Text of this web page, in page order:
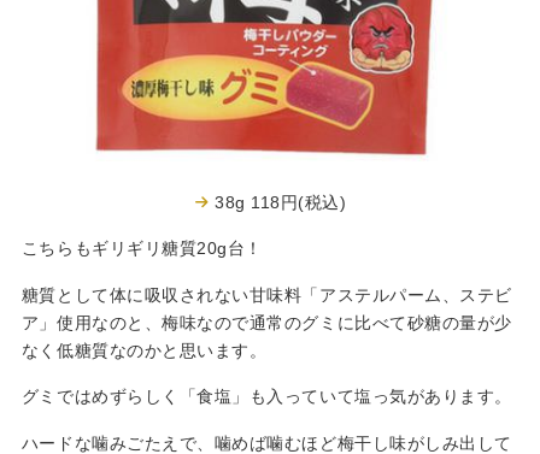
38g 118円(税込)
こちらもギリギリ糖質20g台！
糖質として体に吸収されない甘味料「アステルパーム、ステビ
ア」使用なのと、梅味なので通常のグミに比べて砂糖の量が少
なく低糖質なのかと思います。
グミではめずらしく「食塩」も入っていて塩っ気があります。
ハードな噛みごたえで、噛めば噛むほど梅干し味がしみ出して